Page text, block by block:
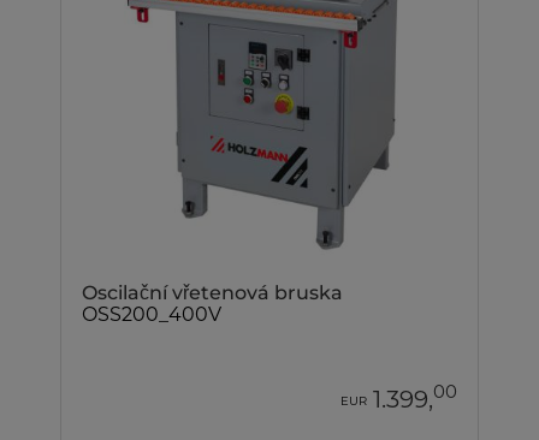
Oscilační vřetenová bruska
OSS200_400V
EUR 1.399,00